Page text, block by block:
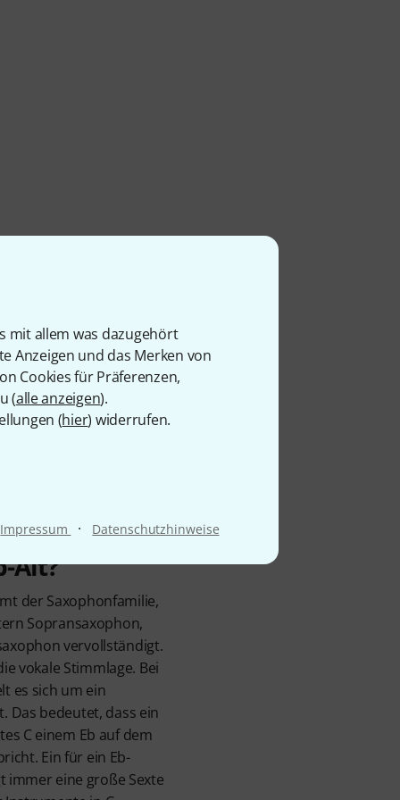
mit allem was dazugehört
Anzeigen und das Merken von
Cookies für Präferenzen,
(alle anzeigen).
(hier) widerrufen.
Impressum · Datenschutzhinweise
in allen Lagen
Lederpolstern
ältere amerikanische
aus Messing
Abalone
Verarbeitung eignet
sind ein Gigbag mit
Alt?
der Saxophonfamilie,
Sopransaxophon,
vervollständigt.
vokale Stimmlage. Bei
es sich um ein
Das bedeutet, dass ein
C einem Eb auf dem
Ein für ein Eb-
immer eine große Sexte